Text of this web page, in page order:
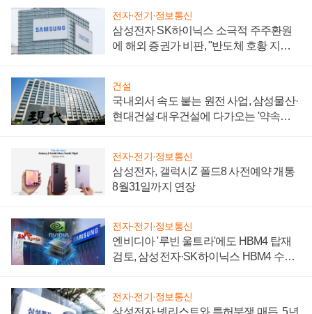
전자·전기·정보통신
삼성전자 SK하이닉스 소극적 주주환원
에 해외 증권가 비판, "반도체 호황 지속
건설
국내외서 속도 붙는 원전 사업, 삼성물산·
현대건설·대우건설에 다가오는 '약속의
전자·전기·정보통신
삼성전자, 갤럭시Z 폴드8 사전예약 개통
8월31일까지 연장
전자·전기·정보통신
엔비디아 '루빈 울트라'에도 HBM4 탑재
검토, 삼성전자·SK하이닉스 HBM4 수율
전자·전기·정보통신